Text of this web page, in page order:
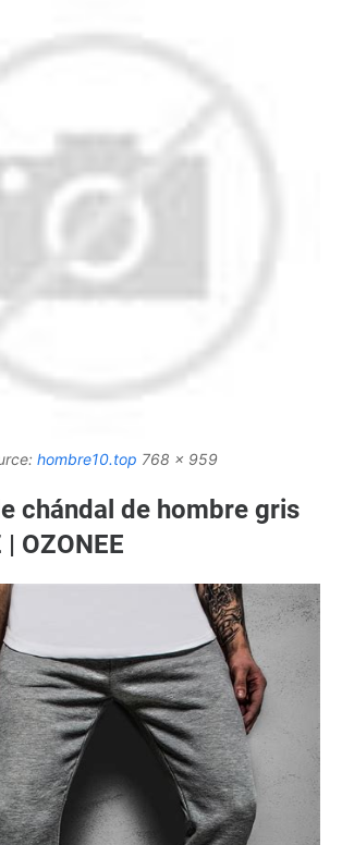
hombre10.top 768 x 959
chándal de hombre gris
OZONEE